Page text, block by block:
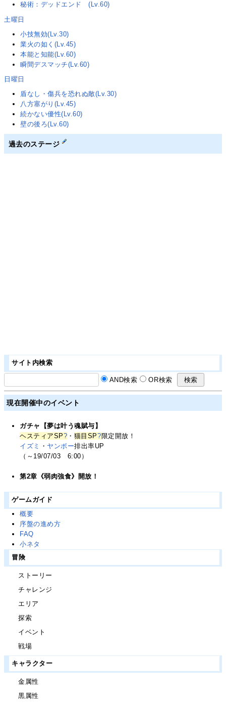
秘術：デッドエンド (Lv.60)
土曜日
小技無効(Lv.30)
業火の如く(Lv.45)
本能と知能(Lv.60)
瞬間デスマッチ(Lv.60)
日曜日
盾なし・傷兵を恐れぬ敵(Lv.30)
八方塞がり(Lv.45)
続かない優性(Lv.60)
壁の後ろ(Lv.60)
過去のステージ
サイト内検索
AND検索 OR検索
現在開催中のイベント
ガチャ【夢は叶う魂賦与】
ヘスティアSP? ・ 猫目SP?限定開放！
イズミ
・ ヤンボー排出率UP
（～19/07/03 6:00）
第2章《弱肉強食》開放！
ゲームガイド
概要
序盤の進め方
FAQ
小ネタ
冒険
ストーリー
チャレンジ
エリア
探索
イベント
戦場
キャラクター
金属性
黒属性